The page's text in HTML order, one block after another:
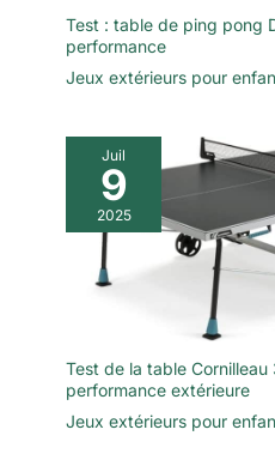
Test : table de ping pong
performance
Jeux extérieurs pour
Juil
9
2025
Test de la table
performance extérieure
Jeux extérieurs pour